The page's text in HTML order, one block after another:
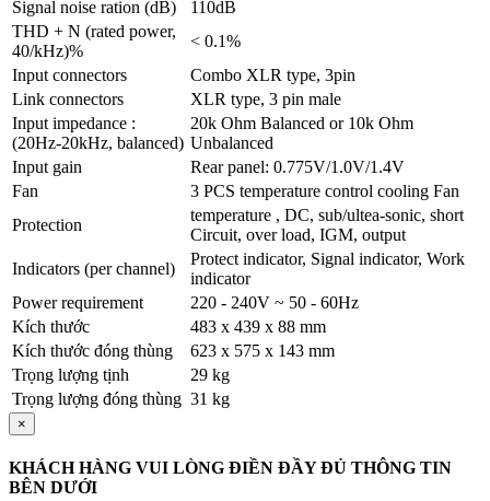
Signal noise ration (dB)
110dB
THD + N (rated power,
40/kHz)%
< 0.1%
Input connectors
Combo XLR type, 3pin
Link connectors
XLR type, 3 pin male
Input impedance :
(20Hz-20kHz, balanced)
20k Ohm Balanced or 10k Ohm
Unbalanced
Input gain
Rear panel: 0.775V/1.0V/1.4V
Fan
3 PCS temperature control cooling Fan
Protection
temperature , DC, sub/ultea-sonic, short
Circuit, over load, IGM, output
Indicators (per channel)
Protect indicator, Signal indicator, Work
indicator
Power requirement
220 - 240V ~ 50 - 60Hz
Kích thước
483 x 439 x 88 mm
Kích thước đóng thùng
623 x 575 x 143 mm
Trọng lượng tịnh
29 kg
Trọng lượng đóng thùng 31 kg
×
KHÁCH HÀNG VUI LÒNG ĐIỀN ĐẦY ĐỦ THÔNG TIN
BÊN DƯỚI